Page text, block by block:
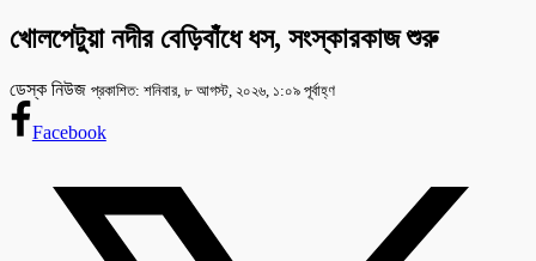
খোলপেটুয়া নদীর বেড়িবাঁধে ধস, সংস্কারকাজ শুরু
ডেস্ক নিউজ প্রকাশিত: শনিবার, ৮ আগস্ট, ২০২৬, ১:০৯ পূর্বাহ্ণ
Facebook